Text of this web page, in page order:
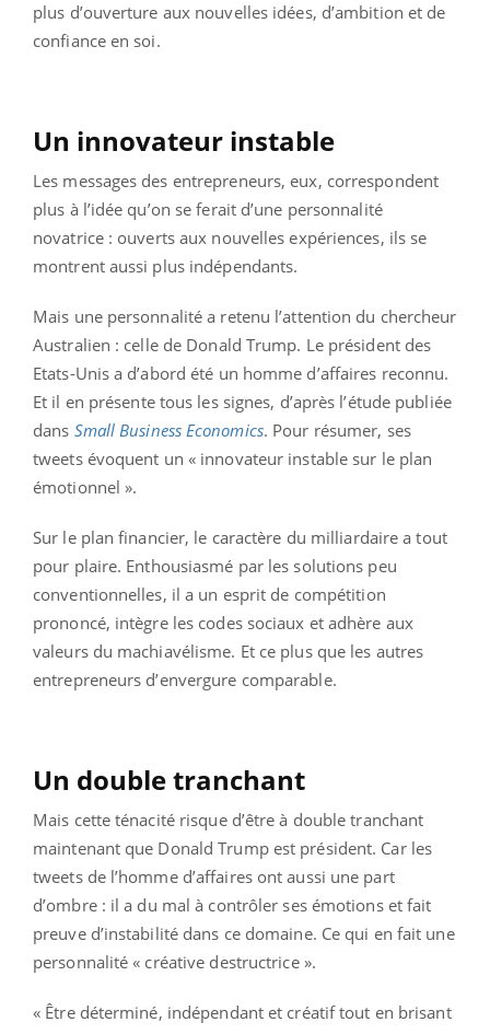
plus d’ouverture aux nouvelles idées, d’ambition et de
confiance en soi.
Un innovateur instable
Les messages des entrepreneurs, eux, correspondent
plus à l’idée qu’on se ferait d’une personnalité
novatrice : ouverts aux nouvelles expériences, ils se
montrent aussi plus indépendants.
Mais une personnalité a retenu l’attention du chercheur
Australien : celle de Donald Trump. Le président des
Etats-Unis a d’abord été un homme d’affaires reconnu.
Et il en présente tous les signes, d’après l’étude publiée
dans Small Business Economics. Pour résumer, ses
tweets évoquent un « innovateur instable sur le plan
émotionnel ».
Sur le plan financier, le caractère du milliardaire a tout
pour plaire. Enthousiasmé par les solutions peu
conventionnelles, il a un esprit de compétition
prononcé, intègre les codes sociaux et adhère aux
valeurs du machiavélisme. Et ce plus que les autres
entrepreneurs d’envergure comparable.
Un double tranchant
Mais cette ténacité risque d’être à double tranchant
maintenant que Donald Trump est président. Car les
tweets de l’homme d’affaires ont aussi une part
d’ombre : il a du mal à contrôler ses émotions et fait
preuve d’instabilité dans ce domaine. Ce qui en fait une
personnalité « créative destructrice ».
« Être déterminé, indépendant et créatif tout en brisant